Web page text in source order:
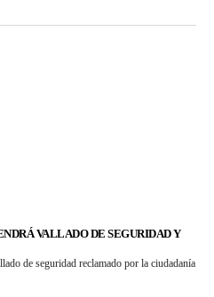
VALLADO DE SEGURIDAD Y
de seguridad reclamado por la ciudadanía